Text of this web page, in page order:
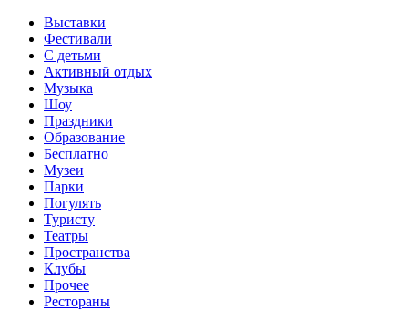
Выставки
Фестивали
С детьми
Активный отдых
Музыка
Шоу
Праздники
Образование
Бесплатно
Музеи
Парки
Погулять
Туристу
Театры
Пространства
Клубы
Прочее
Рестораны